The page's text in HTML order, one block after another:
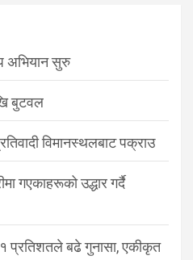
अभियान सुरु
बुटवल
विमानस्थलबाट पक्राउ
गएकाहरूको उद्धार गर्दै
प्रतिशतले बढे गुनासा, एकीकृत